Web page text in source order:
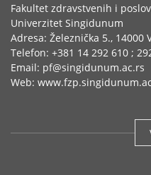
Fakultet zdravstvenih i
Univerzitet Singidunum
Adresa: Železnička 5., 14000
Telefon: +381 14 292 610 ;
Email: pf@singidunum.ac.rs
Web: